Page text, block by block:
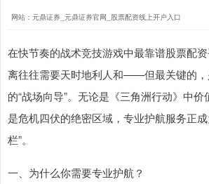
网站：元鼎证券_元鼎证券官网_股票配资线上开户入口
在快节奏的战术竞技游戏中最靠谱股票配
离往往需要天时地利人和——但最关键的，
的“战场向导”。无论是《三角洲行动》中
是危机四伏的绝密区域，专业护航服务正
栏”。
一、为什么你需要专业护航？